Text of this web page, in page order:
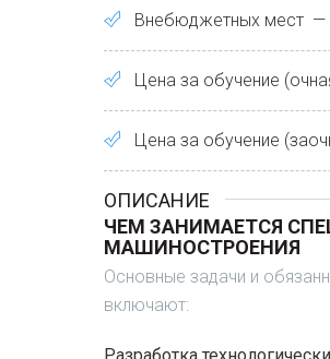
Внебюджетных мест —
Цена за обучение
Цена за обучение
ОПИСАНИЕ
ЧЕМ ЗАНИМАЕТСЯ
МАШИНОСТРОЕНИЯ
Основные задачи и
включают: